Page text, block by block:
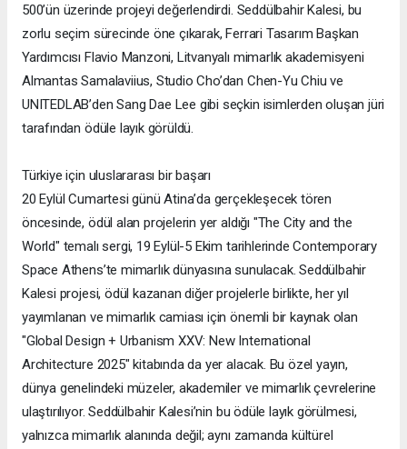
500’ün üzerinde projeyi değerlendirdi. Seddülbahir Kalesi, bu
zorlu seçim sürecinde öne çıkarak, Ferrari Tasarım Başkan
Yardımcısı Flavio Manzoni, Litvanyalı mimarlık akademisyeni
Almantas Samalaviius, Studio Cho’dan Chen-Yu Chiu ve
UNITEDLAB’den Sang Dae Lee gibi seçkin isimlerden oluşan jüri
tarafından ödüle layık görüldü.
Türkiye için uluslararası bir başarı
20 Eylül Cumartesi günü Atina’da gerçekleşecek tören
öncesinde, ödül alan projelerin yer aldığı "The City and the
World" temalı sergi, 19 Eylül-5 Ekim tarihlerinde Contemporary
Space Athens’te mimarlık dünyasına sunulacak. Seddülbahir
Kalesi projesi, ödül kazanan diğer projelerle birlikte, her yıl
yayımlanan ve mimarlık camiası için önemli bir kaynak olan
"Global Design + Urbanism XXV: New International
Architecture 2025" kitabında da yer alacak. Bu özel yayın,
dünya genelindeki müzeler, akademiler ve mimarlık çevrelerine
ulaştırılıyor. Seddülbahir Kalesi’nin bu ödüle layık görülmesi,
yalnızca mimarlık alanında değil; aynı zamanda kültürel